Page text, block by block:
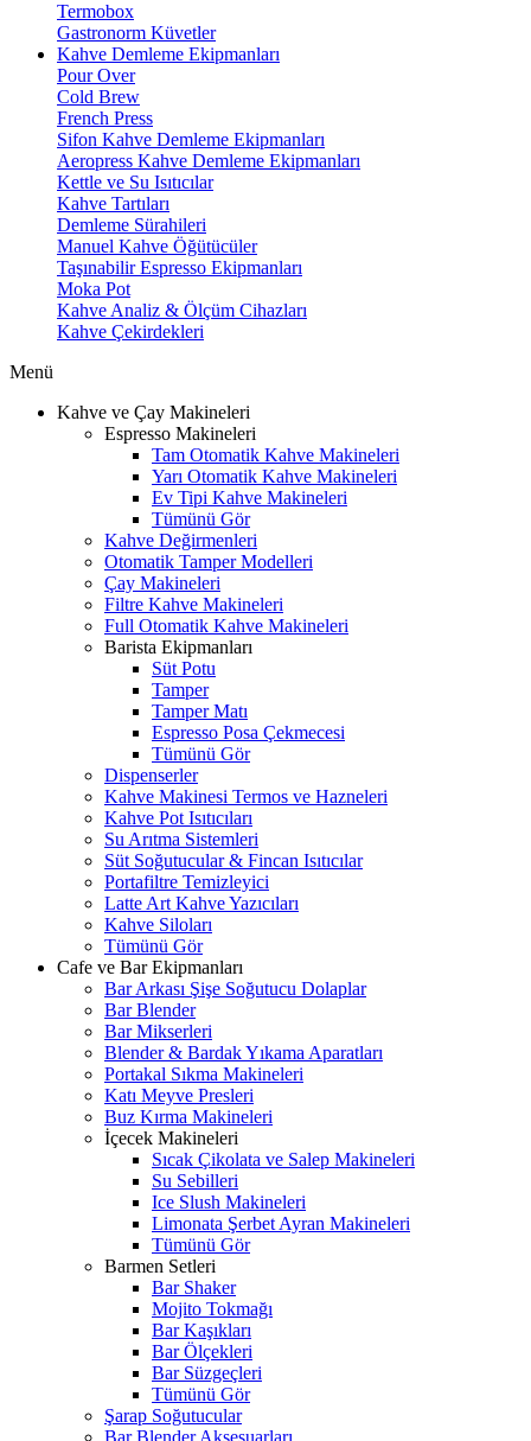
Termobox
Gastronorm Küvetler
Kahve Demleme Ekipmanları
Pour Over
Cold Brew
French Press
Sifon Kahve Demleme Ekipmanları
Aeropress Kahve Demleme Ekipmanları
Kettle ve Su Isıtıcılar
Kahve Tartıları
Demleme Sürahileri
Manuel Kahve Öğütücüler
Taşınabilir Espresso Ekipmanları
Moka Pot
Kahve Analiz & Ölçüm Cihazları
Kahve Çekirdekleri
Menü
Kahve ve Çay Makineleri
Espresso Makineleri
Tam Otomatik Kahve Makineleri
Yarı Otomatik Kahve Makineleri
Ev Tipi Kahve Makineleri
Tümünü Gör
Kahve Değirmenleri
Otomatik Tamper Modelleri
Çay Makineleri
Filtre Kahve Makineleri
Full Otomatik Kahve Makineleri
Barista Ekipmanları
Süt Potu
Tamper
Tamper Matı
Espresso Posa Çekmecesi
Tümünü Gör
Dispenserler
Kahve Makinesi Termos ve Hazneleri
Kahve Pot Isıtıcıları
Su Arıtma Sistemleri
Süt Soğutucular & Fincan Isıtıcılar
Portafiltre Temizleyici
Latte Art Kahve Yazıcıları
Kahve Siloları
Tümünü Gör
Cafe ve Bar Ekipmanları
Bar Arkası Şişe Soğutucu Dolaplar
Bar Blender
Bar Mikserleri
Blender & Bardak Yıkama Aparatları
Portakal Sıkma Makineleri
Katı Meyve Presleri
Buz Kırma Makineleri
İçecek Makineleri
Sıcak Çikolata ve Salep Makineleri
Su Sebilleri
Ice Slush Makineleri
Limonata Şerbet Ayran Makineleri
Tümünü Gör
Barmen Setleri
Bar Shaker
Mojito Tokmağı
Bar Kaşıkları
Bar Ölçekleri
Bar Süzgeçleri
Tümünü Gör
Şarap Soğutucular
Bar Blender Aksesuarları